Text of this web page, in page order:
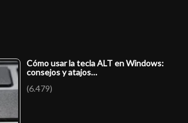
Cómo usar la tecla ALT en Windows:
consejos y atajos…
(6.479)